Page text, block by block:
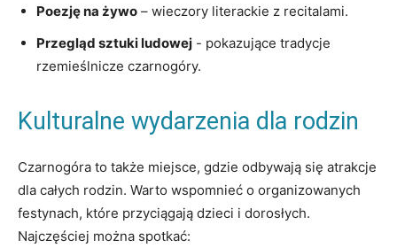
Poezję na żywo – wieczory literackie z recitalami.
Przegląd sztuki ludowej -‍ pokazujące tradycje
‍rzemieślnicze czarnogóry.
Kulturalne‍ wydarzenia dla rodzin
Czarnogóra to także miejsce, gdzie odbywają się atrakcje
dla‍ całych rodzin. Warto wspomnieć o organizowanych
festynach, które przyciągają ​dzieci i dorosłych.
‌Najczęściej można spotkać: